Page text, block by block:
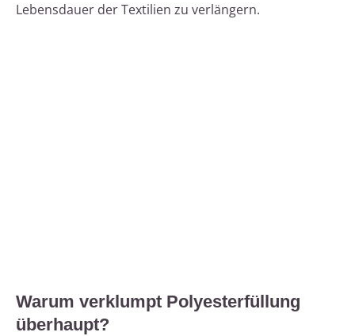
Lebensdauer der Textilien zu verlängern.
Warum verklumpt Polyesterfüllung
überhaupt?